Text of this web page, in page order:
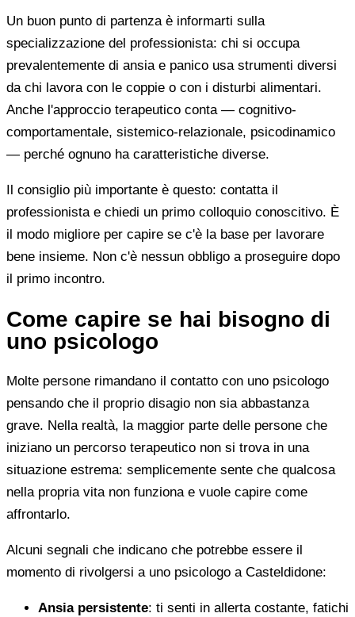
Un buon punto di partenza è informarti sulla
specializzazione del professionista: chi si occupa
prevalentemente di ansia e panico usa strumenti diversi
da chi lavora con le coppie o con i disturbi alimentari.
Anche l'approccio terapeutico conta — cognitivo-
comportamentale, sistemico-relazionale, psicodinamico
— perché ognuno ha caratteristiche diverse.
Il consiglio più importante è questo: contatta il
professionista e chiedi un primo colloquio conoscitivo. È
il modo migliore per capire se c'è la base per lavorare
bene insieme. Non c'è nessun obbligo a proseguire dopo
il primo incontro.
Come capire se hai bisogno di
uno psicologo
Molte persone rimandano il contatto con uno psicologo
pensando che il proprio disagio non sia abbastanza
grave. Nella realtà, la maggior parte delle persone che
iniziano un percorso terapeutico non si trova in una
situazione estrema: semplicemente sente che qualcosa
nella propria vita non funziona e vuole capire come
affrontarlo.
Alcuni segnali che indicano che potrebbe essere il
momento di rivolgersi a uno psicologo a Casteldidone:
Ansia persistente: ti senti in allerta costante, fatichi